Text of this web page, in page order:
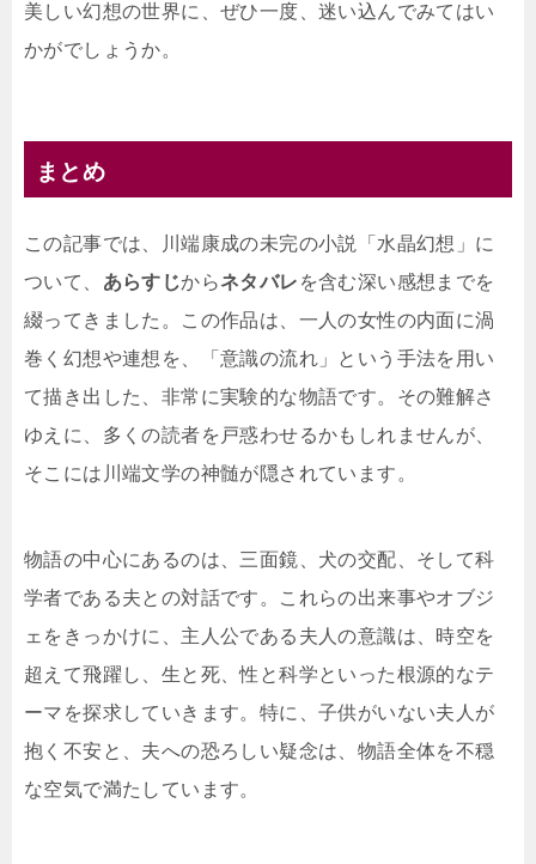
美しい幻想の世界に、ぜひ一度、迷い込んでみてはい
かがでしょうか。
まとめ
この記事では、川端康成の未完の小説「水晶幻想」に
ついて、 あらすじからネタバレ を含む深い感想までを
綴ってきました。この作品は、一人の女性の内面に渦
巻く幻想や連想を、「意識の流れ」という手法を用い
て描き出した、非常に実験的な物語です。その難解さ
ゆえに、多くの読者を戸惑わせるかもしれませんが、
そこには川端文学の神髄が隠されています。
物語の中心にあるのは、三面鏡、犬の交配、そして科
学者である夫との対話です。これらの出来事やオブジ
ェをきっかけに、主人公である夫人の意識は、時空を
超えて飛躍し、生と死、性と科学といった根源的なテ
ーマを探求していきます。特に、子供がいない夫人が
抱く不安と、夫への恐ろしい疑念は、物語全体を不穏
な空気で満たしています。